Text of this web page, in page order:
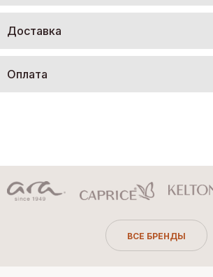
Доставка
Оплата
ВСЕ БРЕНДЫ